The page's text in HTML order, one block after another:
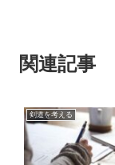
関連記事
剣道を考える